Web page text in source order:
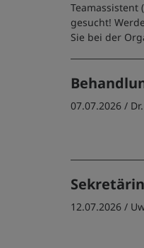
Teamassistent
gesucht!
Sie bei der
07.07.2026 /
12.07.2026 /